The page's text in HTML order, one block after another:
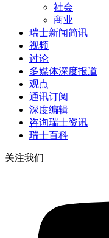
社会
商业
瑞士新闻简讯
视频
讨论
多媒体深度报道
观点
通讯订阅
深度编辑
咨询瑞士资讯
瑞士百科
关注我们